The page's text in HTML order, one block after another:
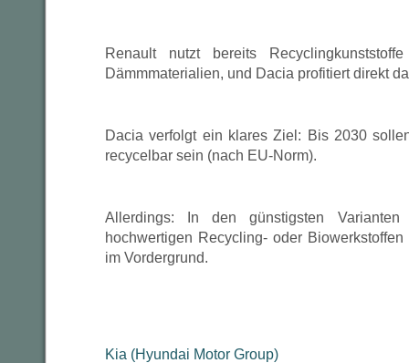
Renault nutzt bereits
Dämmmaterialien, und Dacia profitiert direkt
Dacia verfolgt ein klares Ziel: Bis 2030
recycelbar sein (nach EU-Norm).
Allerdings: In den günstigsten
hochwertigen Recycling- oder
im Vordergrund.
Kia (Hyundai Motor Group)